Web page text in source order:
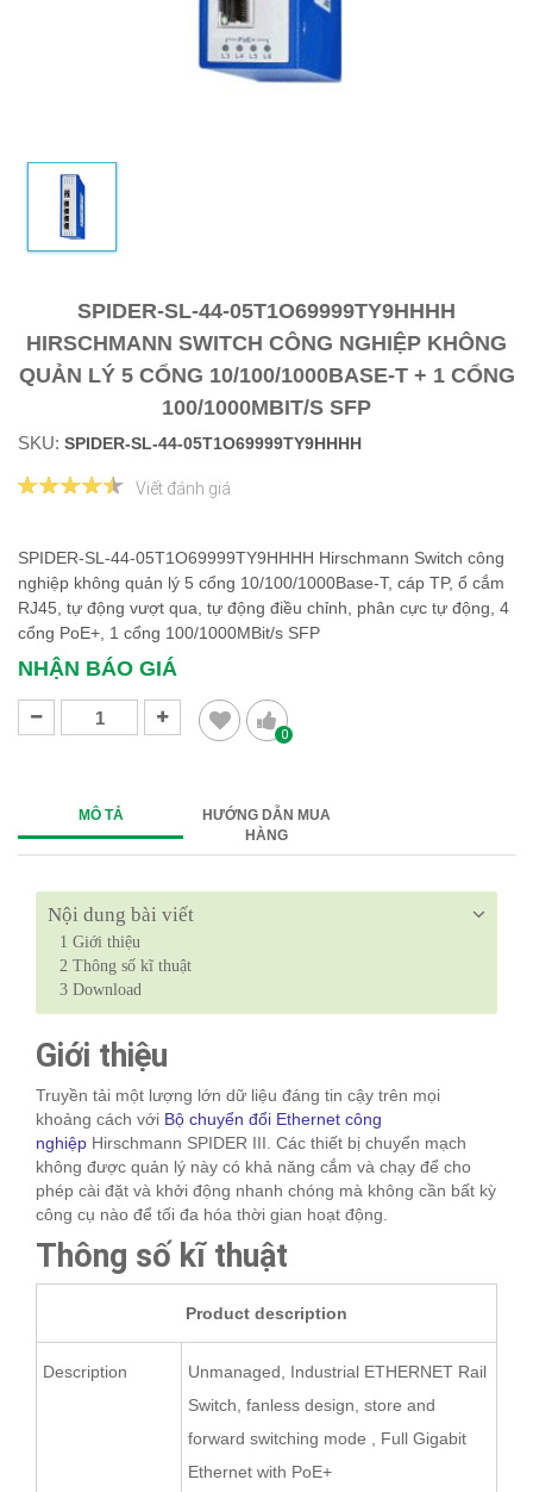
SPIDER-SL-44-05T1O69999TY9HHHH
HIRSCHMANN SWITCH CÔNG NGHIỆP KHÔNG
QUẢN LÝ 5 CỔNG 10/100/1000BASE-T + 1 CỔNG
100/1000MBIT/S SFP
SKU: SPIDER-SL-44-05T1O69999TY9HHHH
Viết đánh giá
SPIDER-SL-44-05T1O69999TY9HHHH Hirschmann Switch công
nghiệp không quản lý 5 cổng 10/100/1000Base-T, cáp TP, ổ cắm
RJ45, tự động vượt qua, tự động điều chỉnh, phân cực tự động, 4
cổng PoE+, 1 cổng 100/1000MBit/s SFP
NHẬN BÁO GIÁ
0
MÔ TẢ
HƯỚNG DẪN MUA
HÀNG
Nội dung bài viết
1 Giới thiệu
2 Thông số kĩ thuật
3 Download
Giới thiệu
Truyền tải một lượng lớn dữ liệu đáng tin cậy trên mọi
khoảng cách với Bộ chuyển đổi Ethernet công
nghiệp Hirschmann SPIDER III. Các thiết bị chuyển mạch
không được quản lý này có khả năng cắm và chạy để cho
phép cài đặt và khởi động nhanh chóng mà không cần bất kỳ
công cụ nào để tối đa hóa thời gian hoạt động.
Thông số kĩ thuật
Product description
Description
Unmanaged, Industrial ETHERNET Rail
Switch, fanless design, store and
forward switching mode , Full Gigabit
Ethernet with PoE+